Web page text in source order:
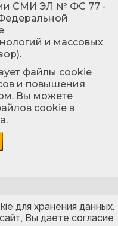
СМИ ЭЛ № ФС 77 -
и массовых
файлы cookie
и повышения
Вы можете
cookie в
для хранения данных.
Вы даете согласие